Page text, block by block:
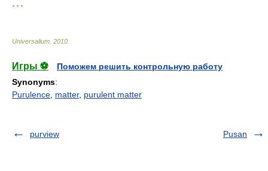
* * *
Universalium 2010
Игры ⚽
Поможем решить контрольную работу
Synonyms:
Purulence matter, purulent matter
purview Pusan